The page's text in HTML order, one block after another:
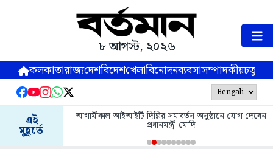
৮ আগস্ট, ২০২৬
কলকাতারাজ্যদেশবিদেশখেলাবিনোদনব্যবসাসম্পাদকীয়
এই
মুহূর্তে
আগামীকাল আইআইটি দিল্লির সমাবর্তন অনুষ্ঠানে যোগ দেবেন
প্রধানমন্ত্রী মোদি